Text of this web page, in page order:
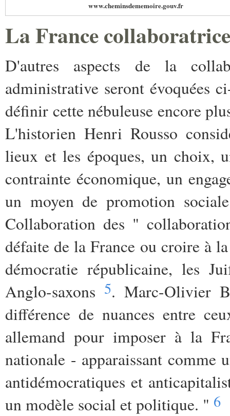
www.cheminsdememoire.gouv.fr
La France collaboratrice
D'autres aspects de la
administrative seront évoquées
définir cette nébuleuse encore
L'historien Henri Rousso
lieux et les époques, un choix,
contrainte économique, un
un moyen de promotion
Collaboration des "
défaite de la France ou croire à
démocratie républicaine, les
Anglo-saxons 5. Marc-Olivier
différence de nuances entre
allemand pour imposer à la
nationale - apparaissant comme
antidémocratiques et
un modèle social et politique. " 6